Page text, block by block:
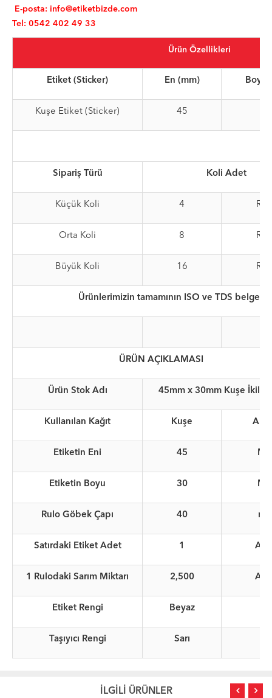
E-posta: info@etiketbizde.com
Tel: 0542 402 49 33
Ürün Özellikleri
Etiket (Sticker) En (mm) Boy
Kuşe Etiket (Sticker) 45
Sipariş Türü Koli Adet
Küçük Koli 4
Orta Koli 8
Büyük Koli 16
Ürünlerimizin tamamının ISO ve TDS
ÜRÜN AÇIKLAMASI
Ürün Stok Adı 45mm x 30mm Kuşe İkili
Kullanılan Kağıt Kuşe
Etiketin Eni 45
Etiketin Boyu 30
Rulo Göbek Çapı 40
Satırdaki Etiket Adet 1
1 Rulodaki Sarım Miktarı 2,500
Etiket Rengi Beyaz
Taşıyıcı Rengi Sarı
İLGİLİ ÜRÜNLER